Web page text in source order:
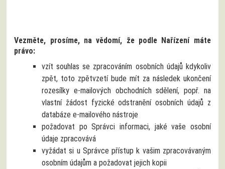
Vezměte, prosíme, na vědomí, že podle Nařízení máte
právo:
vzít souhlas se zpracováním osobních údajů kdykoliv
zpět, toto zpětvzetí bude mít za následek ukončení
rozesílky e-mailových obchodních sdělení, popř. na
vlastní žádost fyzické odstranění osobních údajů z
databáze e-mailového nástroje
požadovat po Správci informaci, jaké vaše osobní
údaje zpracovává
vyžádat si u Správce přístup k vašim zpracovávaným
osobním údajům a požadovat jejich kopii